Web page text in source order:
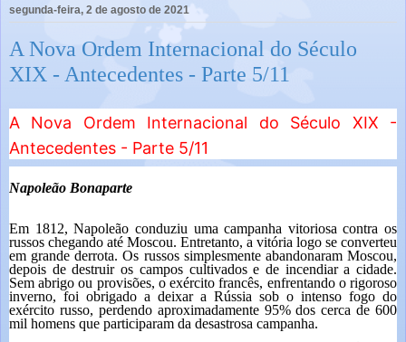
segunda-feira, 2 de agosto de 2021
A Nova Ordem Internacional do Século
XIX - Antecedentes - Parte 5/11
A Nova Ordem Internacional do Século XIX -
Antecedentes - Parte 5/11
Napoleão Bonaparte
Em 1812, Napoleão conduziu uma campanha vitoriosa contra os
russos chegando até Moscou. Entretanto, a vitória logo se converteu
em grande derrota. Os russos simplesmente abandonaram Moscou,
depois de destruir os campos cultivados e de incendiar a cidade.
Sem abrigo ou provisões, o exército francês, enfrentando o rigoroso
inverno, foi obrigado a deixar a Rússia sob o intenso fogo do
exército russo, perdendo aproximadamente 95% dos cerca de 600
mil homens que participaram da desastrosa campanha.